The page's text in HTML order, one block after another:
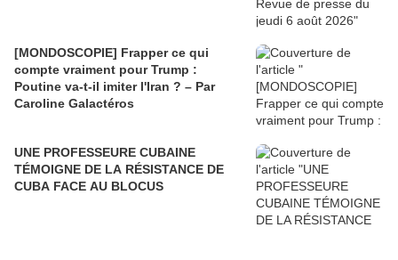
[MONDOSCOPIE] Frapper ce qui
compte vraiment pour Trump :
Poutine va-t-il imiter l'Iran ? – Par
Caroline Galactéros
UNE PROFESSEURE CUBAINE
TÉMOIGNE DE LA RÉSISTANCE DE
CUBA FACE AU BLOCUS